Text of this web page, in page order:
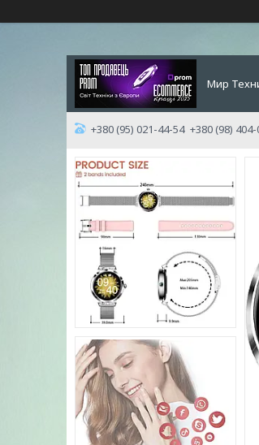
Мир
+380 (95) 021-44-54 +380 (98)